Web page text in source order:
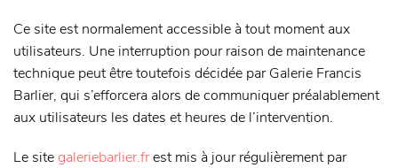
Ce site est normalement accessible à tout moment aux
utilisateurs. Une interruption pour raison de maintenance
technique peut être toutefois décidée par Galerie Francis
Barlier, qui s’efforcera alors de communiquer préalablement
aux utilisateurs les dates et heures de l’intervention.
Le sitegaleriebarlier.frest mis à jour régulièrement par